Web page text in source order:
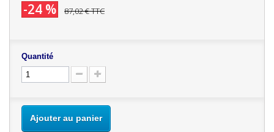
-24 % 87,02 €TTC
Quantité
Ajouter au panier